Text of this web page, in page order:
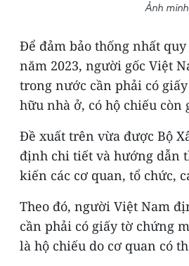
Ảnh
Để đảm bảo thống nhất
năm 2023, người gốc Việt
trong nước cần phải có
hữu nhà ở, có hộ chiếu
Đề xuất trên vừa được Bộ
định chi tiết và hướng dẫn
kiến các cơ quan, tổ chức,
Theo đó, người Việt Nam
cần phải có giấy tờ chứng
là hộ chiếu do cơ quan có